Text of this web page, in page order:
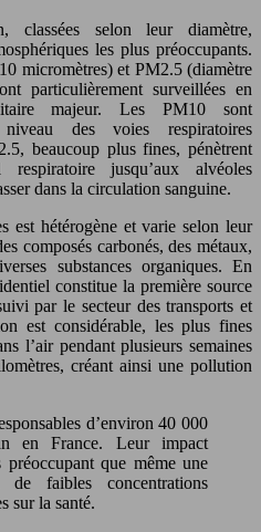
classées selon leur diamètre,
les plus préoccupants.
micromètres) et PM2.5 (diamètre
particulièrement surveillées en
majeur. Les PM10 sont
des voies respiratoires
beaucoup plus fines, pénètrent
respiratoire jusqu’aux alvéoles
dans la circulation sanguine.
est hétérogène et varie selon leur
composés carbonés, des métaux,
substances organiques. En
constitue la première source
par le secteur des transports et
est considérable, les plus fines
l’air pendant plusieurs semaines
créant ainsi une pollution
d’environ 40 000
en France. Leur impact
préoccupant que même une
faibles concentrations
sur la santé.